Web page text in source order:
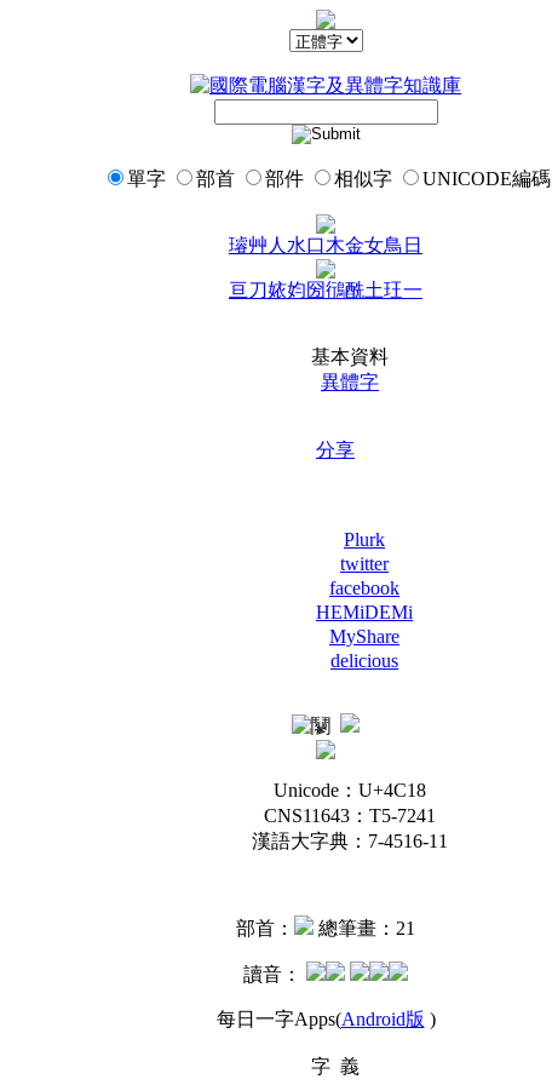
單字 部首 部件 相似字 UNICODE編碼
璿艸 人 水口木金女鳥 日
亘刀㛄㚬圀鴴酰土玨一
基本資料
異體字
分享
Plurk
twitter
facebook
HEMiDEMi
MyShare
delicious
Unicode：U+4C18
CNS11643：T5-7241
漢語大字典：7-4516-11
部首： 總筆畫：21
讀音：
每日一字Apps(Android版 )
字 義